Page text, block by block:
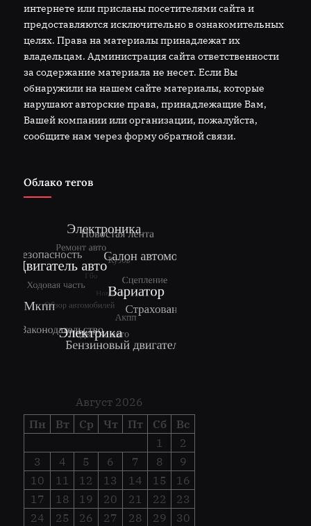
интернете или присланы посетителями сайта и
предоставляются исключительно в ознакомительных
целях. Права на материалы принадлежат их
владельцам. Администрация сайта ответственности
за содержание материала не несет. Если Вы
обнаружили на нашем сайте материалы, которые
нарушают авторские права, принадлежащие Вам,
Вашей компании или организации, пожалуйста,
сообщите нам через форму обратной связи.
Облако тегов
Август 2026
Пн
Вт Ср Чт Пт Сб
Вс
1
2
3
4 5 6 7 8
9
10
11 12 13 14 15
16
17
18 19 20 21 22
23
24
25 26 27 28 29 30